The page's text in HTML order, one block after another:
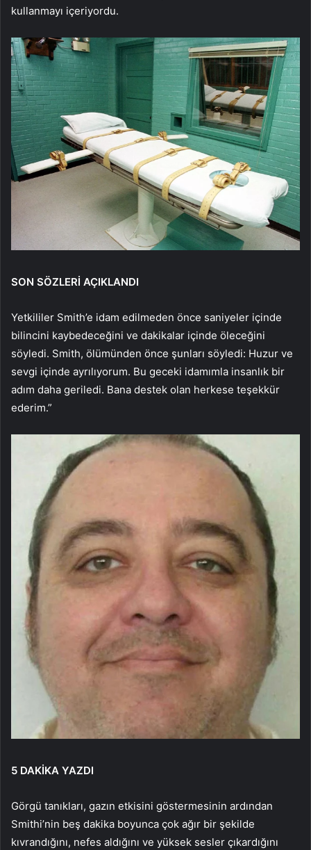
kullanmayı içeriyordu.
SON SÖZLERİ AÇIKLANDI
Yetkililer Smith’e idam edilmeden önce saniyeler içinde
bilincini kaybedeceğini ve dakikalar içinde öleceğini
söyledi. Smith, ölümünden önce şunları söyledi: Huzur ve
sevgi içinde ayrılıyorum. Bu geceki idamımla insanlık bir
adım daha geriledi. Bana destek olan herkese teşekkür
ederim.”
5 DAKİKA YAZDI
Görgü tanıkları, gazın etkisini göstermesinin ardından
Smithi’nin beş dakika boyunca çok ağır bir şekilde
kıvrandığını, nefes aldığını ve yüksek sesler çıkardığını